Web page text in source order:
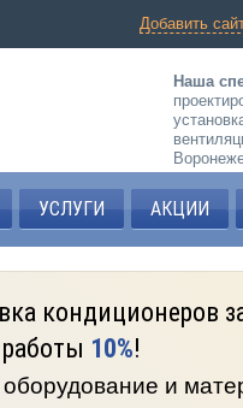
Добавить
Наша
УСЛУГИ АКЦИИ
кондиционеров
10%!
и